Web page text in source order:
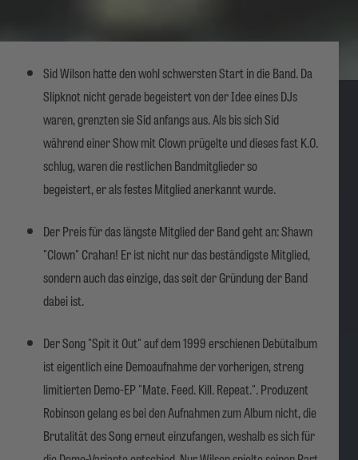
Sid Wilson hatte den wohl schwersten Start in die Band. Da
Slipknot nicht gerade begeistert von der Idee eines DJs
waren, grenzten sie Sid anfangs aus. Als bis sich Sid
während einer Show mit Clown prügelte und dieses fast K.O.
schlug, waren die restlichen Bandmitglieder so
begeistert, er als festes Mitglied anerkannt wurde.
Der Preis für das längste Mitglied der Band geht an: Shawn
"Clown" Crahan! Er ist nicht nur das beständigste Mitglied,
sondern auch das einzige, das seit der Gründung der Band
dabei ist.
Der Song "Spit it Out" auf dem 1999 erschienen Debütalbum
ist eigentlich eine Demoaufnahme der vorherigen, streng
limitierten Demo-EP "Mate. Feed. Kill. Repeat.". Produzent
Robinson gelang es bei den Aufnahmen zum Album nicht, die
Brutalität des Song erneut einzufangen, weshalb es sich für